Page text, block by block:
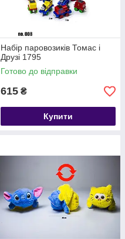
Набір паровозиків Томас і
Друзі 1795
Готово до відправки
615 ₴
Купити